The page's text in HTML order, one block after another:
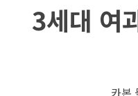
3세대 여
카본